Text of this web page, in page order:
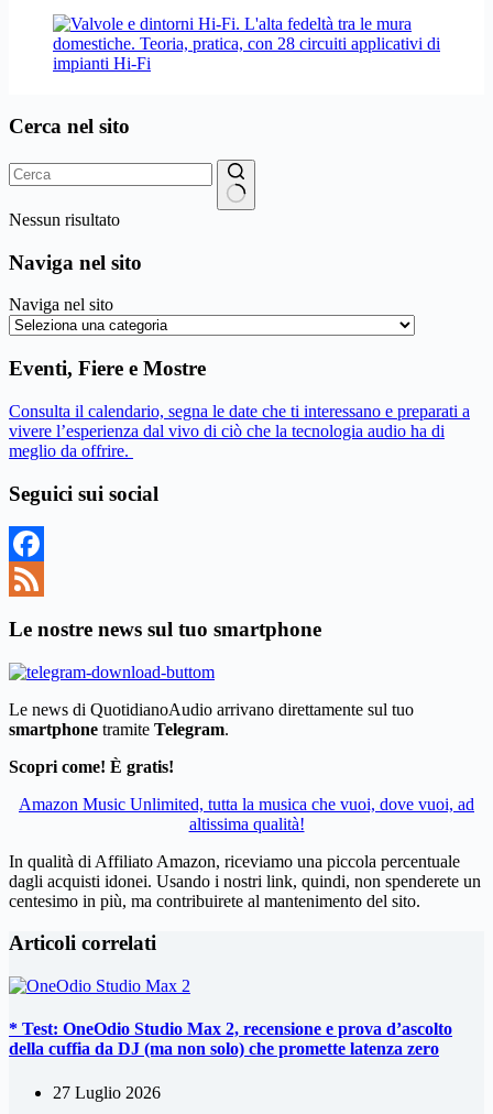
Cerca nel sito
Nessun risultato
Naviga nel sito
Naviga nel sito
Eventi, Fiere e Mostre
Consulta il calendario, segna le date che ti interessano e preparati a
vivere l’esperienza dal vivo di ciò che la tecnologia audio ha di
meglio da offrire.
Seguici sui social
Facebook
Le nostre news sul tuo smartphone
Le news di QuotidianoAudio arrivano direttamente sul tuo
smartphone tramite Telegram.
Scopri come! È gratis!
Amazon Music Unlimited, tutta la musica che vuoi, dove vuoi, ad
altissima qualità!
In qualità di Affiliato Amazon, riceviamo una piccola percentuale
dagli acquisti idonei. Usando i nostri link, quindi, non spenderete un
centesimo in più, ma contribuirete al mantenimento del sito.
Articoli correlati
* Test: OneOdio Studio Max 2, recensione e prova d’ascolto
della cuffia da DJ (ma non solo) che promette latenza zero
27 Luglio 2026